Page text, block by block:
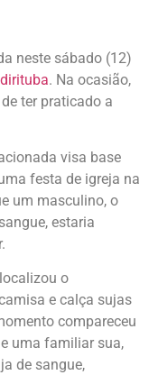
neste sábado (12)
. Na ocasião,
ter praticado a
visa base
festa de igreja na
um masculino, o
estaria
o
e calça sujas
compareceu
uma familiar sua,
de sangue,